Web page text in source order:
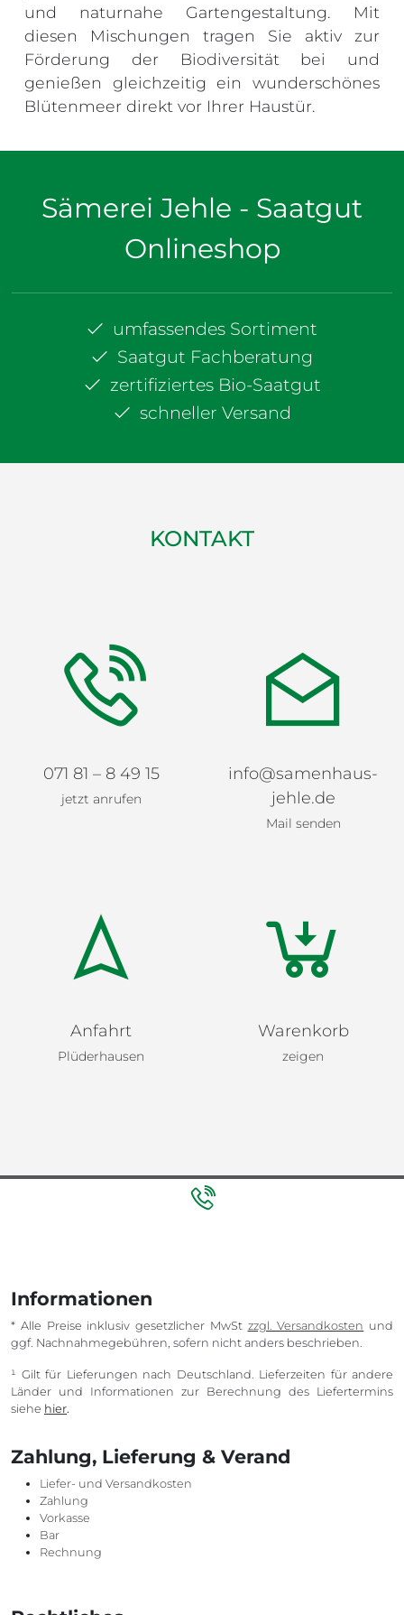
und naturnahe Gartengestaltung. Mit
diesen Mischungen tragen Sie aktiv zur
Förderung der Biodiversität bei und
genießen gleichzeitig ein wunderschönes
Blütenmeer direkt vor Ihrer Haustür.
Sämerei Jehle - Saatgut
Onlineshop
umfassendes Sortiment
Saatgut Fachberatung
zertifiziertes Bio-Saatgut
schneller Versand
KONTAKT
071 81 – 8 49 15
jetzt anrufen
info@samenhaus-
jehle.de
Mail senden
Anfahrt
Plüderhausen
Warenkorb
zeigen
Informationen
* Alle Preise inklusiv gesetzlicher MwSt zzgl. Versandkosten und
ggf. Nachnahmegebühren, sofern nicht anders beschrieben.
¹ Gilt für Lieferungen nach Deutschland. Lieferzeiten für andere
Länder und Informationen zur Berechnung des Liefertermins
siehe hier.
Zahlung, Lieferung & Verand
Liefer- und Versandkosten
Zahlung
Vorkasse
Bar
Rechnung